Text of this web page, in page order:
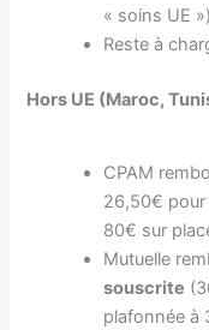
« soins UE
Reste à
Hors UE (Maroc,
CPAM
26,50€ pour
80€ sur
Mutuelle
souscrite
plafonnée à